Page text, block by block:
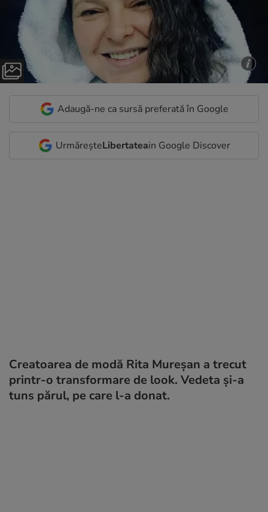
Adaugă-ne ca sursă preferată în Google
UrmăreșteLibertateain Google Discover
Creatoarea de modă Rita Mureșan a trecut
printr-o transformare de look. Vedeta și-a
tuns părul, pe care l-a donat.